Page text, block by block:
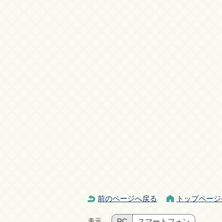
前のページへ戻る トップペー